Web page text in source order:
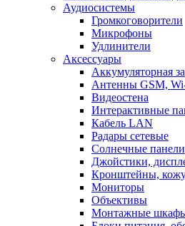
Аудиосистемы
Громкоговорители
Микрофоны
Удлинители
Аксессуары
Аккумуляторная
Антенны GSM,
Видеостена
Интерактивные
Кабель LAN
Радары сетевые
Солнечные панели
Джойстики,
Кронштейны,
Мониторы
Объективы
Монтажные